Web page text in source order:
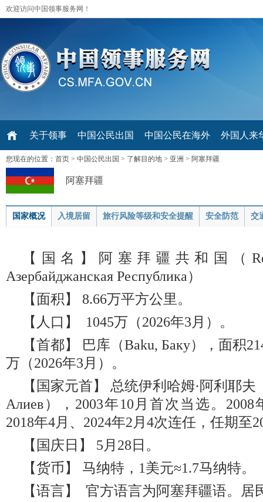
欢迎访问中国领事服务网！
关于领事 中国公民出国 中国公民在海外 外国人来
您现在的位置： 首页 > 中国公民出国 > 了解目的地 > 亚洲 > 阿塞拜疆
阿塞拜疆
国家概况 入境居留 旅行风险等级和安全提醒 安全防范 交
【国名】阿塞拜疆共和国（
Азербайджанская Республика）
【面积】 8.66万平方公里。
【人口】 1045万（2026年3月）。
【首都】 巴库（Baku, Баку），面积
万（2026年3月）。
【国家元首】 总统伊利哈姆·阿利耶
Алиев），2003年10月首次当选。2008
2018年4月、2024年2月4次连任，任期至
【国庆日】 5月28日。
【货币】 马纳特，1美元≈1.7马纳特。
【语言】 官方语言为阿塞拜疆语。居